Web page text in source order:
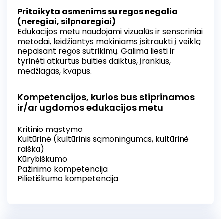
Pritaikyta asmenims su regos negalia
(neregiai, silpnaregiai)
Edukacijos metu naudojami vizualūs ir sensoriniai
metodai, leidžiantys mokiniams įsitraukti į veiklą
nepaisant regos sutrikimų. Galima liesti ir
tyrinėti atkurtus buities daiktus, įrankius,
medžiagas, kvapus.
Kompetencijos, kurios bus stiprinamos
ir/ar ugdomos edukacijos metu
Kritinio mąstymo
Kultūrinė (kultūrinis sąmoningumas, kultūrinė
raiška)
Kūrybiškumo
Pažinimo kompetencija
Pilietiškumo kompetencija